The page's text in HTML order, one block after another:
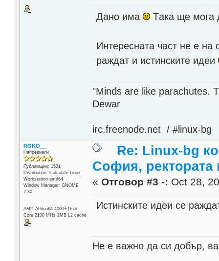
Дано има Tака ще мога
Интересната част не е
раждат и истинските идеи
"Minds are like parachutes.
Dewar
irc.freenode.net / #linux-bg
ROKO__
Напреднали
Публикации: 1531
Distribution: Calculate Linux
Workstation amd64
Window Manager: GNOME
2.30
AMD Athlon64 4000+ Dual
Core 2100 MHz 2MB L2 cache
Re: Linux-bg
София, ректората
« Отговор #3 -: Oct 28,
Истинските идеи се
Не е важно да си добър,